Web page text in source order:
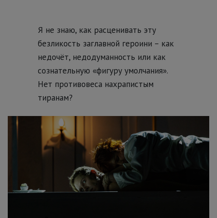
Я не знаю, как расценивать эту
безликость заглавной героини – как
недочёт, недодуманность или как
сознательную «фигуру умолчания».
Нет противовеса нахрапистым
тиранам?